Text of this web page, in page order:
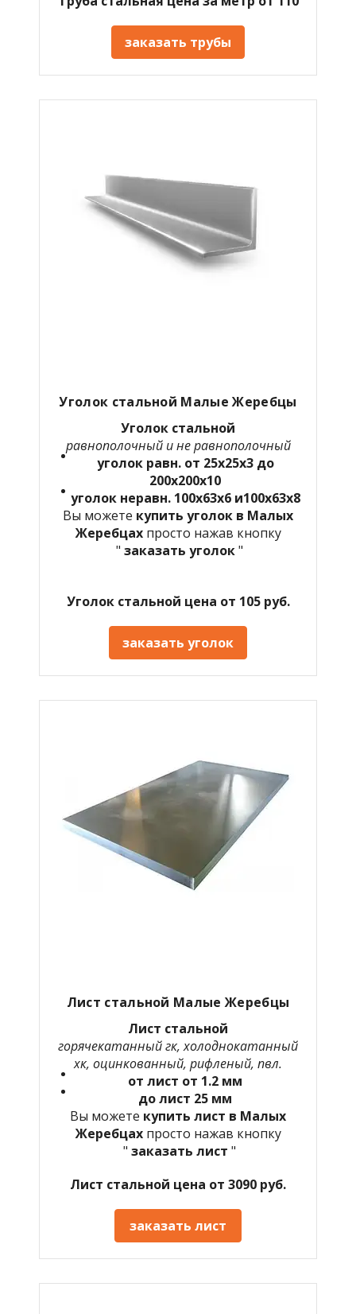
заказать трубы
Уголок стальной Малые Жеребцы
Уголок стальной
равнополочный и не равнополочный
уголок равн. от 25х25х3 до
200х200х10
уголок неравн. 100х63х6 и100х63х8
Вы можете купить уголок в Малых
Жеребцах просто нажав кнопку
" заказать уголок"
Уголок стальной цена от 105 руб.
заказать уголок
Лист стальной Малые Жеребцы
Лист стальной
горячекатанный гк, холоднокатанный
хк, оцинкованный, рифленый, пвл.
от лист от 1.2 мм
до лист 25 мм
Вы можете купить лист в Малых
Жеребцах просто нажав кнопку
" заказать лист "
Лист стальной цена от 3090 руб.
заказать лист